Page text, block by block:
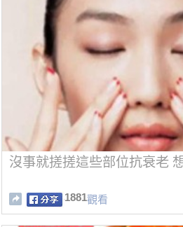
沒事就搓搓這些部位抗衰老
1881觀看